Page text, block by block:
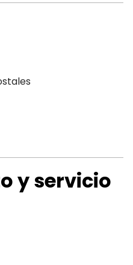
y servicio